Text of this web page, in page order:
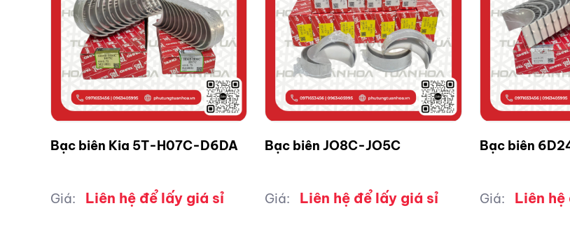
Bạc biên Kia 5T-H07C-D6DA
Giá: Liên hệ để lấy giá sỉ
Bạc biên JO8C-JO5C
Giá: Liên hệ để lấy giá sỉ
Bạc biên
Giá: Liên